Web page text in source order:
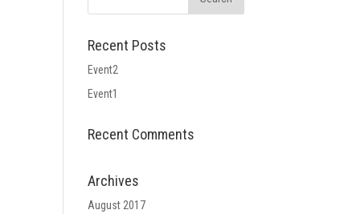
Recent Posts
Event2
Event1
Recent Comments
Archives
August 2017